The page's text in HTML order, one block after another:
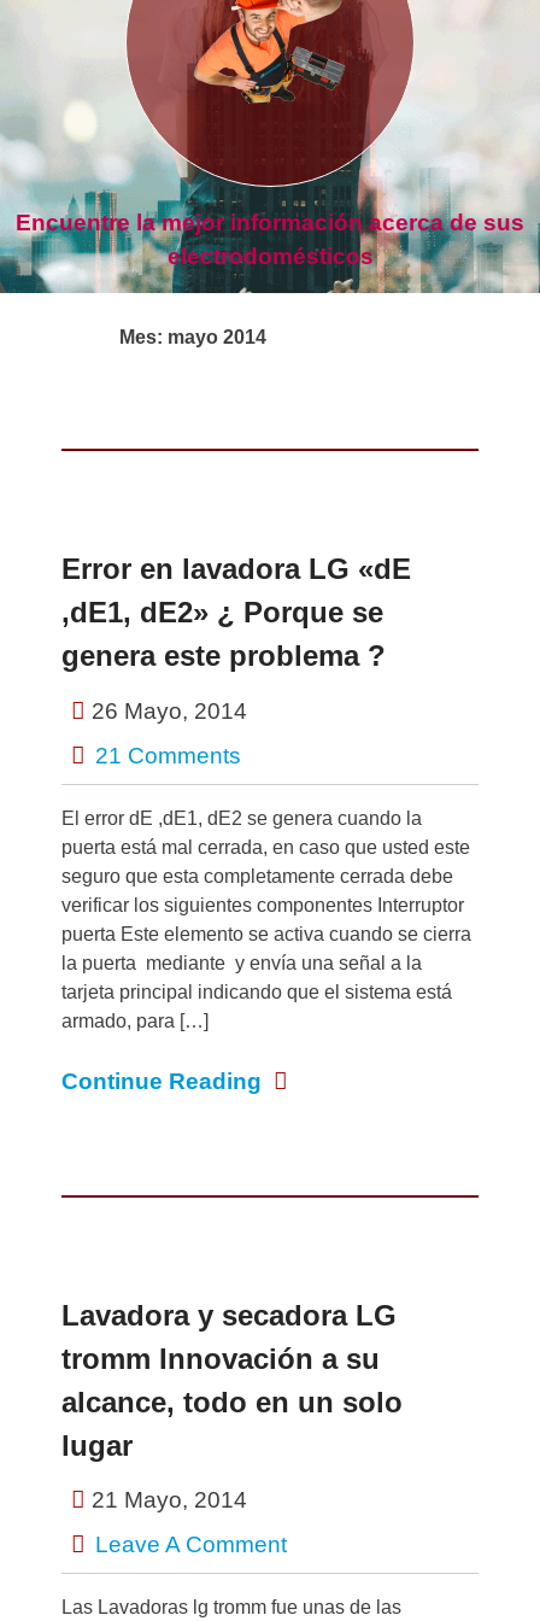
Encuentre la mejor información acerca de sus
electrodomésticos
Mes: mayo 2014
Error en lavadora LG «dE
,dE1, dE2» ¿ Porque se
genera este problema ?
26 Mayo, 2014
21 Comments
El error dE ,dE1, dE2 se genera cuando la
puerta está mal cerrada, en caso que usted este
seguro que esta completamente cerrada debe
verificar los siguientes componentes Interruptor
puerta Este elemento se activa cuando se cierra
la puerta mediante y envía una señal a la
tarjeta principal indicando que el sistema está
armado, para […]
Continue Reading
Lavadora y secadora LG
tromm Innovación a su
alcance, todo en un solo
lugar
21 Mayo, 2014
Leave A Comment
Las Lavadoras lg tromm fue unas de las